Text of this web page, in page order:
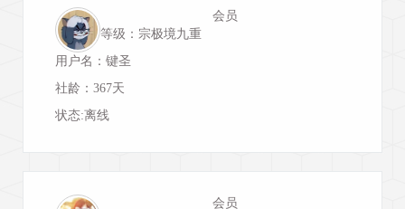
会员
等级：宗极境九重
用户名：键圣
社龄：367天
状态:离线
会员